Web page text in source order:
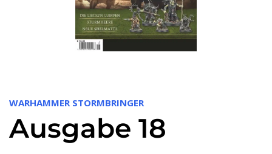
WARHAMMER STORMBRINGER
Ausgabe 18